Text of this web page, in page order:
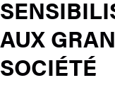
AUX
SOCIÉTÉ